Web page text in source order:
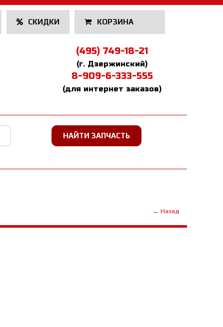
СКИДКИ КОРЗИНА
(495) 749-18-21
(г. Дзержинский)
8-909-6-333-555
(для интернет заказов)
← Назад